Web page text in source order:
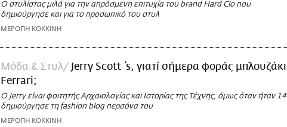
Ο στυλίστας μιλά για την απρόσμενη επιτυχία του brand Hard Clo που
δημιούργησε και για το προσωπικό του στυλ
ΜΕΡΟΠΗ ΚΟΚΚΙΝΗ
Μόδα & Στυλ
Jerry Scott΄s, γιατί σήμερα φοράς μπλουζάκι
Ferrari;
Ο Jerry είναι φοιτητής Αρχαιολογίας και Ιστορίας της Τέχνης, όμως όταν ήταν 14
δημιούργησε τη fashion blog περσόνα του
ΜΕΡΟΠΗ ΚΟΚΚΙΝΗ